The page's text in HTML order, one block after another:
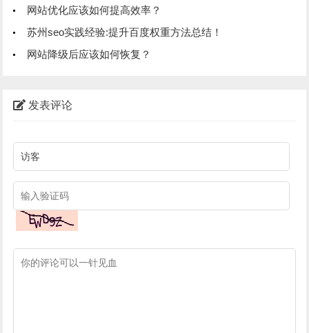
网站优化应该如何提高效率？
苏州seo实践经验:提升百度权重方法总结！
网站降级后应该如何恢复？
发表评论